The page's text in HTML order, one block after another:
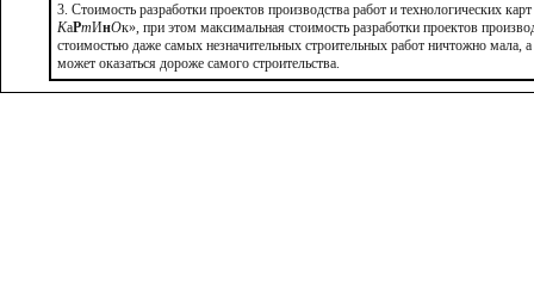
3. Стоимость разработки проектов производства работ и технологических
КаРтИнОк», при этом максимальная стоимость разработки проектов
стоимостью даже самых незначительных строительных работ ничтожно мала,
может оказаться дороже самого строительства.